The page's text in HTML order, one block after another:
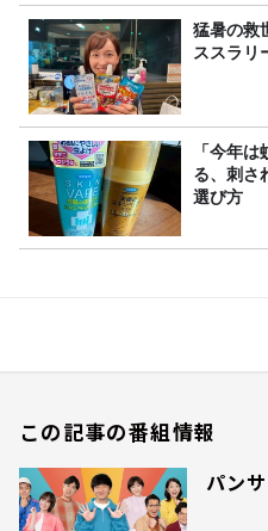
猛暑の救
ススラリ
「今年
る、刺さ
選び方
この記事の番組情報
パン